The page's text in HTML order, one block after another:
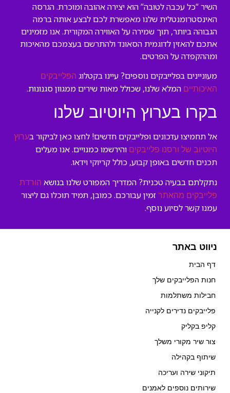
השיר “כל עכבה לטובה” הוא יצירה אהובה ומוכרת. הגרסה
האינסטרומנטלית שלנו מאפשרת לכם לבצע אותה ברמה
הגבוהה ביותר, תוך שמירה על האווירה המקורית. אנו מזמינים
אתכם להאזין לדוגמית הסאונד ולהתרשם בעצמכם מהאיכות
ומההקפדה על הפרטים.
מעוניינים בפלייבקים נוספים? עיינו בקטלוג הפלייבקים
האיכותיים המלא שלנו, שכולל מאות שירים ממגוון סגנונות.
בקרו בערוץ היוטיוב שלנו
אל תחמיצו עדכונים ופלייבקים חדשים! לחצו כאן לביקור בערוץ
היוטיוב של ורסנו פלייבקים והירשמו כמנויים. אנו מעלים
תכנים חדשים באופן קבוע, כולל קריוקי וידאו.
נתקלתם בבעיה טכנית? המדריך המפורט שלנו בנושא הורדת
פלייבקים מהאתר זמין עבורכם. כמובן, תמיד תוכלו גם ליצור
עמנו קשר לסיוע נוסף.
ניווט באתר
דף הבית
חנות הפלייבקים שלך
חבילות משתלמות
פלייבקים נדירים לקנייה
קליפ בקליק
צור שיר מקורי משלך
שיתוף בקהילה
תיקוני שירה ועריכה
שירותים נוספים לאמנים